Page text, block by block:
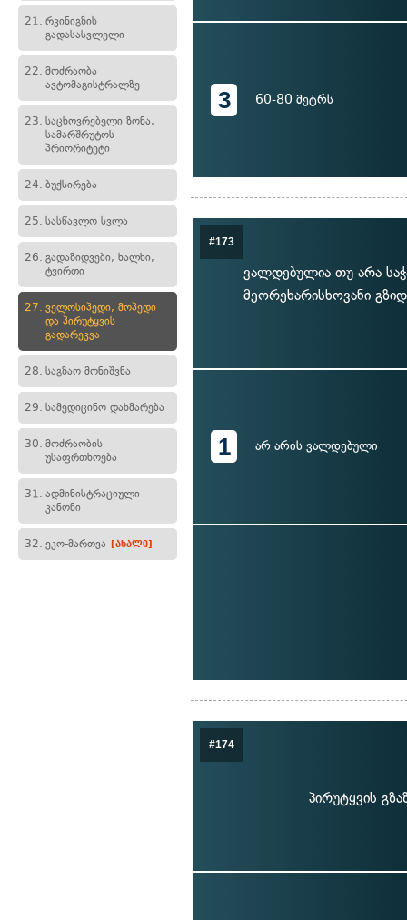
21. რკინიგზის
გადასასვლელი
22. მოძრაობა
ავტომაგისტრალზე
23. საცხოვრებელი ზონა,
სამარშრუტოს
პრიორიტეტი
24. ბუქსირება
25. სასწავლო სვლა
26. გადაზიდვები, ხალხი,
ტვირთი
27. ველოსიპედი, მოპედი
და პირუტყვის
გადარეკვა
28. საგზაო მონიშვნა
29. სამედიცინო დახმარება
30. მოძრაობის
უსაფრთხოება
31. ადმინისტრაციული
კანონი
32. ეკო-მართვა [ახალი]
3 60-80 მეტრს
#173
ვალდებულია თუ არა
მეორეხარისხოვანი
1 არ არის ვალდებული
#174
პირუტყვის